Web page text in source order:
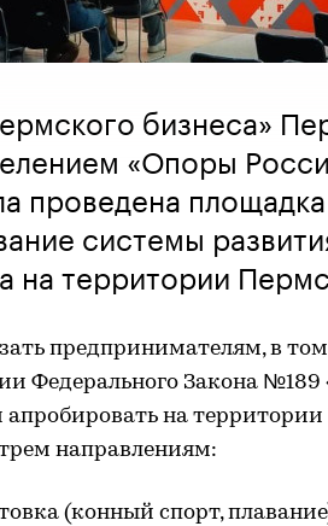
бизнеса»
«Опоры
проведена
системы
на территории
предпринимателям, в
Федерального Закона №189
апробировать на
направлениям:
(конный спорт,